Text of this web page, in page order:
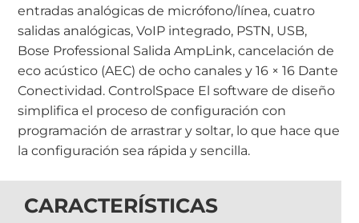
entradas analógicas de micrófono/línea, cuatro
salidas analógicas, VoIP integrado, PSTN, USB,
Bose Professional Salida AmpLink, cancelación de
eco acústico (AEC) de ocho canales y 16 × 16 Dante
Conectividad. ControlSpace El software de diseño
simplifica el proceso de configuración con
programación de arrastrar y soltar, lo que hace que
la configuración sea rápida y sencilla.
CARACTERÍSTICAS